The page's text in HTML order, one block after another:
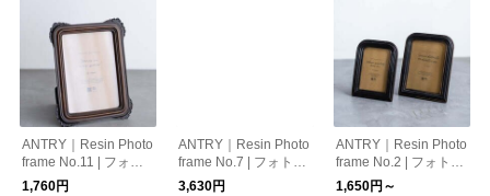
ANTRY｜Resin Photo
frame No.11 | フォト
フレーム
1,760円
ANTRY｜Resin Photo
frame No.7 | フォトフ
レーム
3,630円
ANTRY｜Resin Photo
frame No.2 | フォトフ
レーム
1,650円～